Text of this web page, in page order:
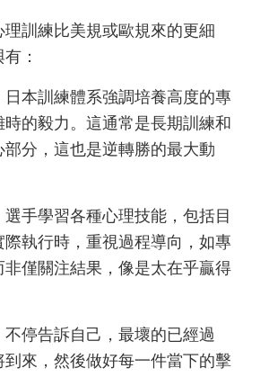
理訓練比美規或歐規來的更細
：
日本訓練體系強調培養高度的專
的毅力。這通常是長期訓練和
部分，這也是逆轉勝的最大動
手學習各種心理技能，包括目
際執行時，重視過程導向，如專
非僅關注結果，像是太在乎贏得
停告訴自己，最壞的已經過
到來，然後做好每一件當下的擊